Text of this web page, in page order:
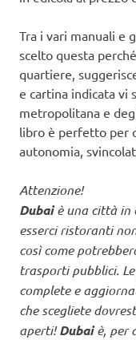
Tra i vari manuali e
scelto questa
quartiere,
e cartina indicata vi
metropolitana e
libro è perfetto per
autonomia,
Attenzione!
Dubaiè una città in
esserci ristoranti
così come
trasporti pubblici.
complete e
che scegliete
aperti!Dubaiè, per